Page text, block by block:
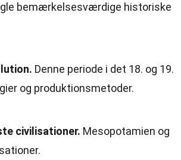
bemærkelsesværdige historiske
Denne periode i det 18. og 19.
og produktionsmetoder.
civilisationer. Mesopotamien og